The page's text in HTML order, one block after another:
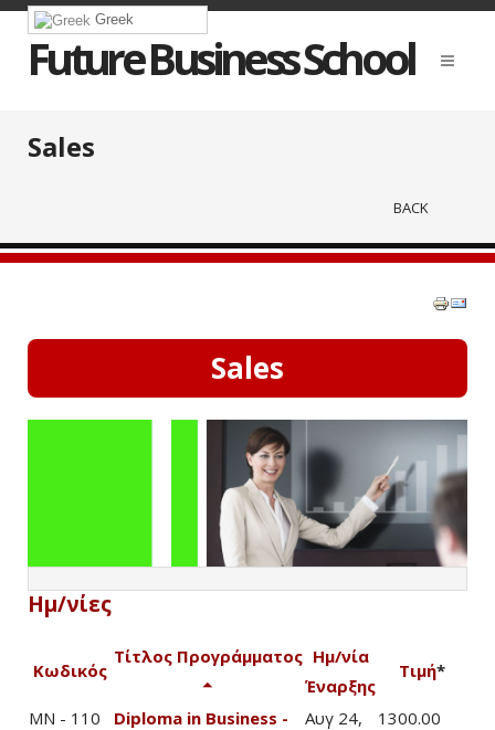
Greek
Future Business School
Sales
BACK
Sales
Ημ/νίες
Κωδικός
Τίτλος Προγράμματος Ημ/νία
Έναρξης
Τιμή*
MN - 110
Diploma in Business -
Αυγ 24,
1300.00